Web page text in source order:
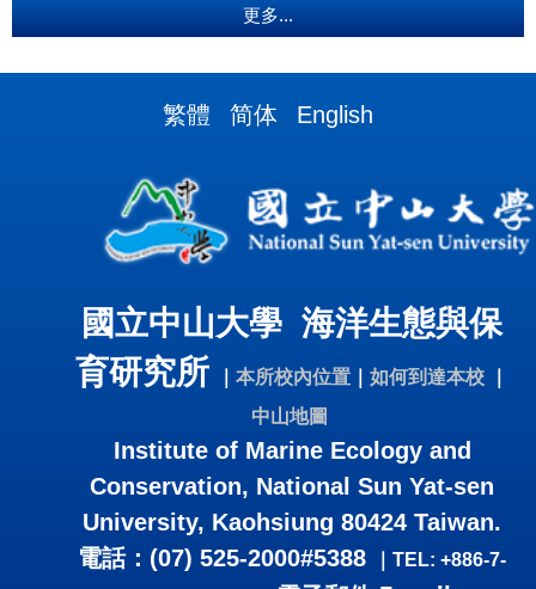
更多...
繁體 简体 English
國立中山大學 海洋生態與保
育研究所
本所校內位置 如何到達本校
中山地圖
Institute of Marine Ecology and
Conservation, National Sun Yat-sen
University, Kaohsiung 80424 Taiwan.
電話：(07) 525-2000#5388
TEL: +886-7-